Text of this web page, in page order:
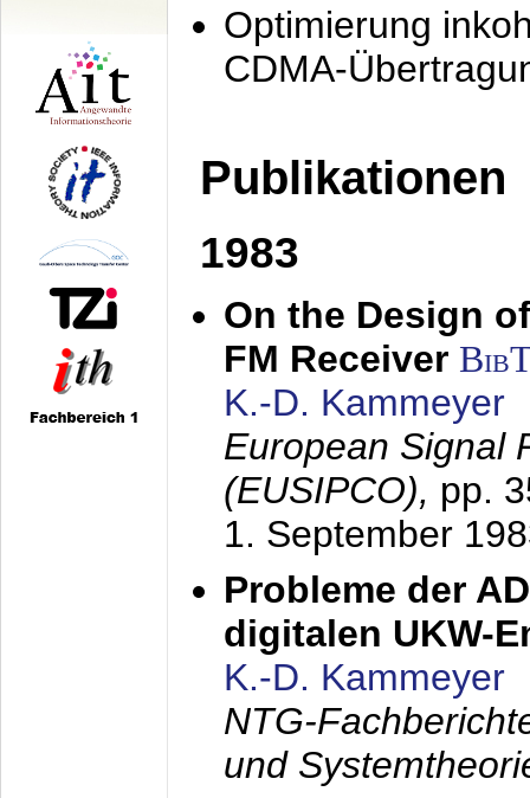
Optimierung
CDMA-
Publikationen
1983
On the Design
FM Receiver
K.-D. Kammeyer
European Signal
(EUSIPCO), pp.
1. September
Probleme der
digitalen UKW-
K.-D. Kammeyer
NTG-
und